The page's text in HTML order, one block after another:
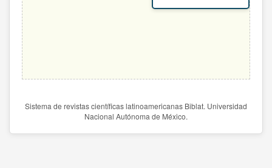
Sistema de revistas científicas latinoamericanas Biblat. Universidad
Nacional Autónoma de México.